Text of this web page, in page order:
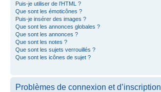
Puis-je utiliser de l’HTML ?
Que sont les émoticônes ?
Puis-je insérer des images ?
Que sont les annonces globales ?
Que sont les annonces ?
Que sont les notes ?
Que sont les sujets verrouillés ?
Que sont les icônes de sujet ?
Problèmes de connexion et d’inscription